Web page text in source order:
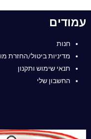
עמודים
חנות
מדיניות ביטול/החזרת
תנאי שימוש ותקנון
החשבון שלי